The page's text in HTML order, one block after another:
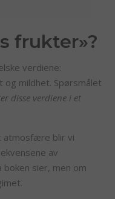
frukter»?
verdiene:
mildhet. Spørsmålet
disse verdiene i et
atmosfære blir vi
av
boken sier, men om